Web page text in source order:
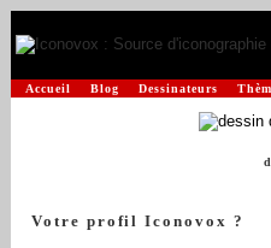
Accueil Blog Dessinateurs
Votre profil Iconovox ?